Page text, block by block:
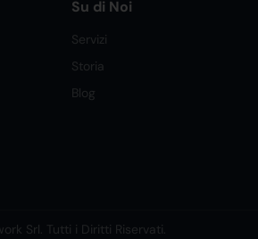
Su di Noi
Servizi
Storia
Blog
Srl. Tutti i Diritti Riservati.